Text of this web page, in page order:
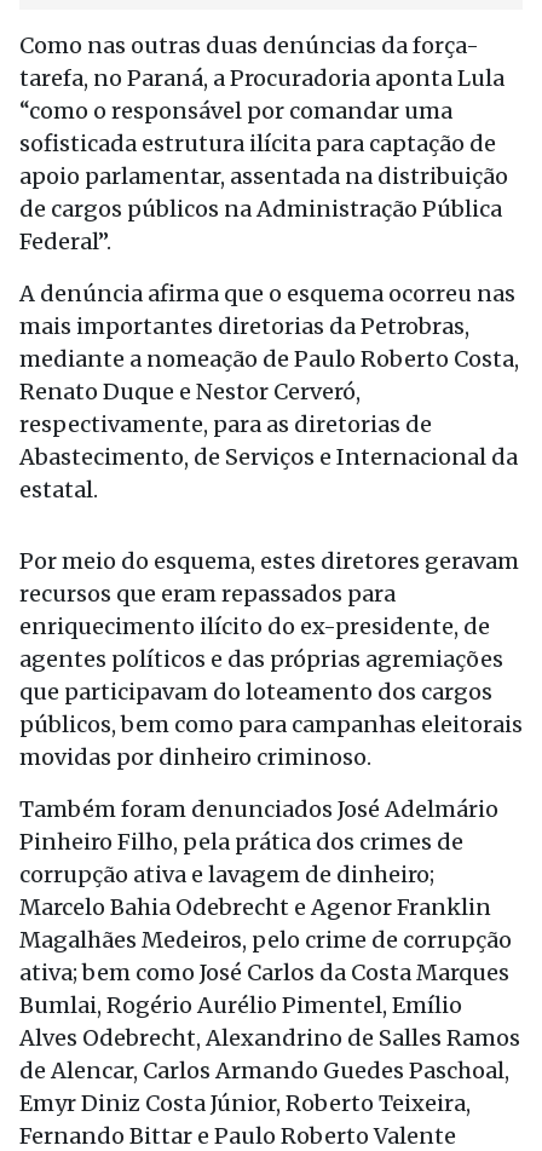
Como nas outras duas denúncias da força-
tarefa, no Paraná, a Procuradoria aponta Lula
“como o responsável por comandar uma
sofisticada estrutura ilícita para captação de
apoio parlamentar, assentada na distribuição
de cargos públicos na Administração Pública
Federal”.
A denúncia afirma que o esquema ocorreu nas
mais importantes diretorias da Petrobras,
mediante a nomeação de Paulo Roberto Costa,
Renato Duque e Nestor Cerveró,
respectivamente, para as diretorias de
Abastecimento, de Serviços e Internacional da
estatal.
Por meio do esquema, estes diretores geravam
recursos que eram repassados para
enriquecimento ilícito do ex-presidente, de
agentes políticos e das próprias agremiações
que participavam do loteamento dos cargos
públicos, bem como para campanhas eleitorais
movidas por dinheiro criminoso.
Também foram denunciados José Adelmário
Pinheiro Filho, pela prática dos crimes de
corrupção ativa e lavagem de dinheiro;
Marcelo Bahia Odebrecht e Agenor Franklin
Magalhães Medeiros, pelo crime de corrupção
ativa; bem como José Carlos da Costa Marques
Bumlai, Rogério Aurélio Pimentel, Emílio
Alves Odebrecht, Alexandrino de Salles Ramos
de Alencar, Carlos Armando Guedes Paschoal,
Emyr Diniz Costa Júnior, Roberto Teixeira,
Fernando Bittar e Paulo Roberto Valente